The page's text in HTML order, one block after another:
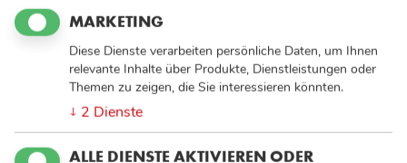
Sozialdienst Katholischer Männer Leverkusen e. V.
FROHE OSTERN
MARKETING
Diese Dienste verarbeiten persönliche Daten, um Ihnen
relevante Inhalte über Produkte, Dienstleistungen oder
Themen zu zeigen, die Sie interessieren könnten.
↓ 2 Dienste
ALLE DIENSTE AKTIVIEREN ODER